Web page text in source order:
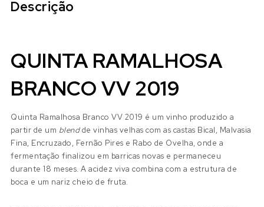
Descrição
QUINTA RAMALHOSA
BRANCO VV 2019
Quinta Ramalhosa Branco VV 2019 é um vinho produzido a
partir de um blendde vinhas velhas com as castas Bical, Malvasia
Fina, Encruzado, Fernão Pires e Rabo de Ovelha, onde a
fermentação finalizou em barricas novas e permaneceu
durante 18 meses. A acidez viva combina com a estrutura de
boca e um nariz cheio de fruta.